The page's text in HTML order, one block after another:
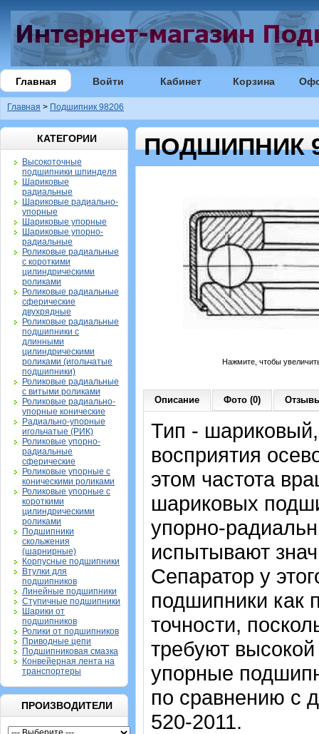
Главная Войти Кабинет Корзина
Главная > Подшипник 98206
КАТЕГОРИИ
Высокоточные
подшипники шпинделя
Шариковые
радиальные
Шариковые радиально-
упорные
Шариковые упорные
Шариковые упорно-
радиальные
Роликовые радиальные
с короткими
цилиндрическими
роликами
Роликовые радиальные
сферические
двухрядные
Роликовые радиальные
подшипники с
длинными
цилиндрическими
роликами (игольчатые
подшипники)
Роликовые радиальные
с витыми роликами
Роликовые радиально-
упорные конические
Радиально-упорные
игольчатые (РИК)
Роликовые упорно-
радиальные
сферические
Роликовые упорные с
коническими роликами
Роликовые упорные с
короткими
цилиндрическими
роликами
Подшипники
скольжения
(шарнирные)
Корпусные подшипники
Втулки для
подшипников
Линейные подшипники
Ступичные подшипники
Шарики от
подшипников
Ролики от подшипников
Приводные цепи
Подшипниковая смазка
Конвейерная лента на
транспортеры
ПРОИЗВОДИТЕЛИ
ПОДШИПНИК
Нажмите, чтобы
Описание Фото (0)
Тип -
восприятия
этом частота
шариковых
упорно-
испытывают
Сепаратор у
подшипники как
точности,
требуют
упорные
по сравнению с
520-2011.